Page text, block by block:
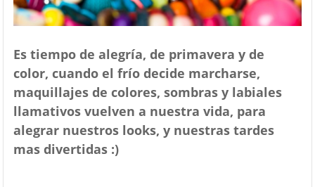
Es tiempo de alegría, de primavera y de
color, cuando el frío decide marcharse,
maquillajesde colores, sombras y labiales
llamativos vuelven a nuestra vida, para
alegrar nuestros looks, y nuestras tardes
mas divertidas :)